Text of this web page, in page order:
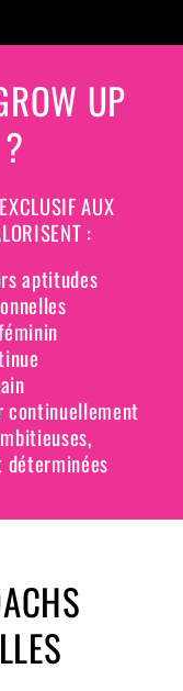
UP
AUX
:
aptitudes
continuellement